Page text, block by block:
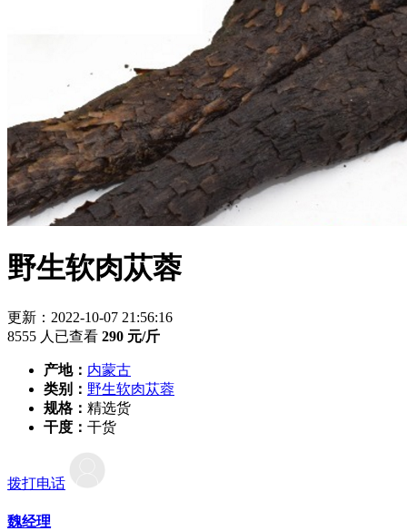
野生软肉苁蓉
更新：2022-10-07 21:56:16
8555 人已查看 290 元/斤
产地： 内蒙古
类别： 野生软肉苁蓉
规格： 精选货
干度： 干货
拨打电话
魏经理